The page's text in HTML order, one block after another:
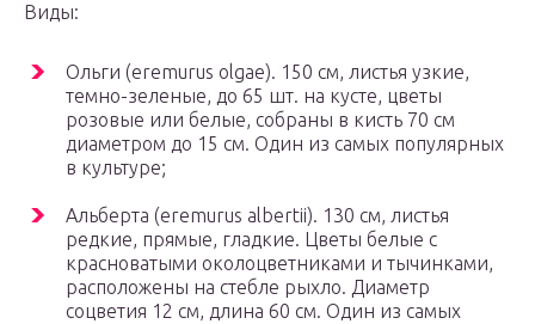
Виды:
Ольги (eremurus olgae). 150 см, листья узкие,
темно-зеленые, до 65 шт. на кусте, цветы
розовые или белые, собраны в кисть 70 см
диаметром до 15 см. Один из самых популярных
в культуре;
Альберта (eremurus albertii). 130 см, листья
редкие, прямые, гладкие. Цветы белые с
красноватыми околоцветниками и тычинками,
расположены на стебле рыхло. Диаметр
соцветия 12 см, длина 60 см. Один из самых